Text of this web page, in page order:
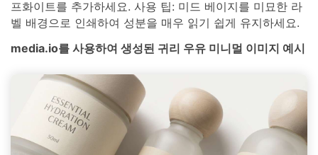
프화이트를 추가하세요. 사용 팁: 미드 베이지를 미묘한 라
벨 배경으로 인쇄하여 성분을 매우 읽기 쉽게 유지하세요.
media.io를 사용하여 생성된 귀리 우유 미니멀 이미지 예시